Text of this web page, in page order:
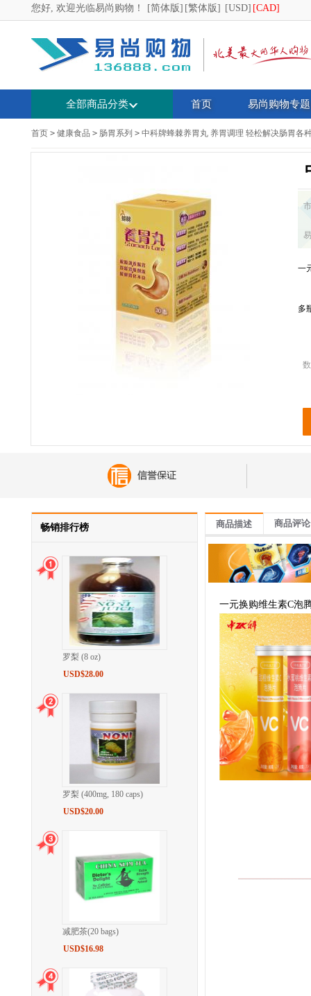
您好, 欢迎光临易尚购物！ [简体版] [繁体版] [USD] [CAD]
全部商品分类 首页 易尚购物专题
首页 > 健康食品 > 肠胃系列 > 中科牌蜂棘养胃丸 养胃调理 轻松解决肠胃各
畅销排行榜
罗梨 (8 oz)
USD$28.00
罗梨 (400mg, 180 caps)
USD$20.00
USD$16.98
商品描述